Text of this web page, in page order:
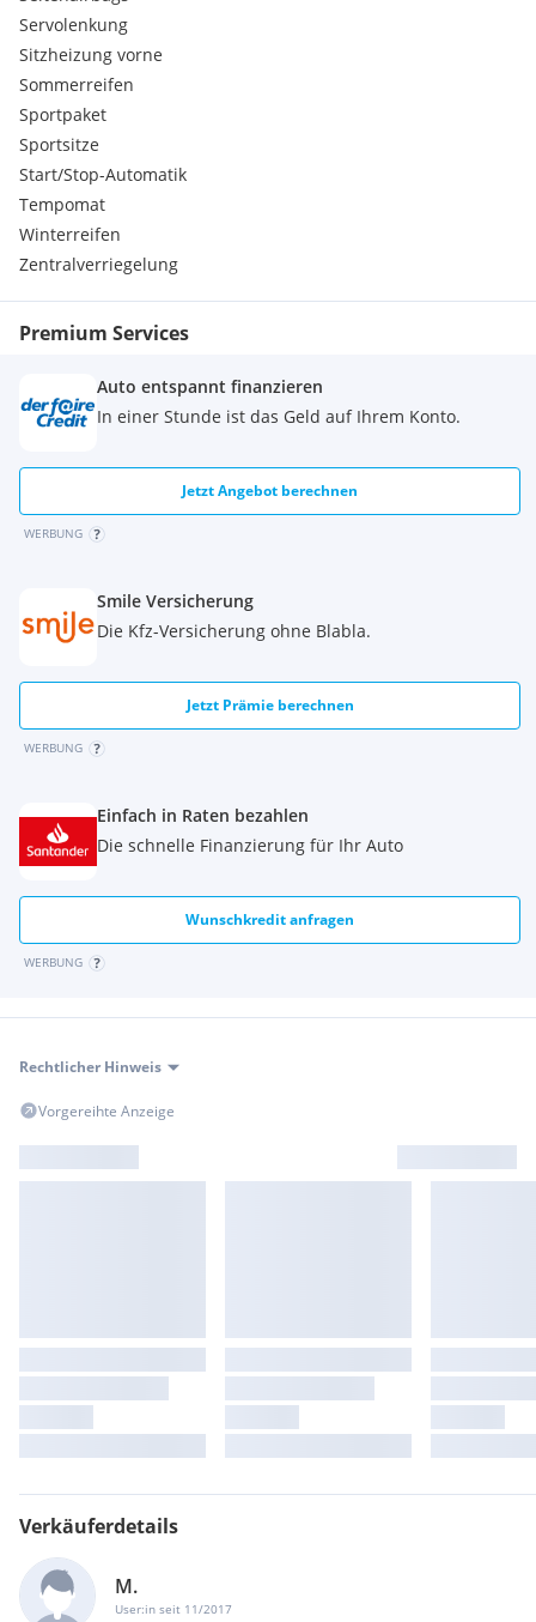
Servolenkung
Sitzheizung vorne
Sommerreifen
Sportpaket
Sportsitze
Start/Stop-Automatik
Tempomat
Winterreifen
Zentralverriegelung
Premium Services
Auto entspannt finanzieren
In einer Stunde ist das Geld auf Ihrem Konto.
Jetzt Angebot berechnen
WERBUNG
Smile Versicherung
Die Kfz-Versicherung ohne Blabla.
Jetzt Prämie berechnen
WERBUNG
Einfach in Raten bezahlen
Die schnelle Finanzierung für Ihr Auto
Wunschkredit anfragen
WERBUNG
Rechtlicher Hinweis
Vorgereihte Anzeige
Verkäuferdetails
M.
User:in seit 11/2017